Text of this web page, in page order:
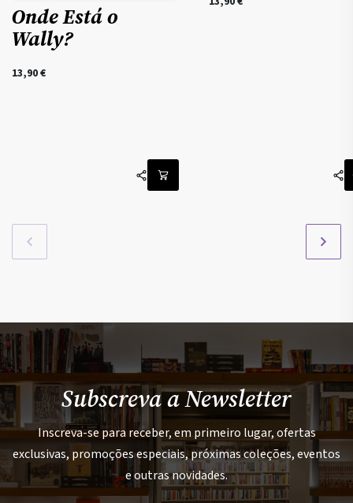
Onde Está o
Wally?
13,90€
Subscreva a Newsletter
Inscreva-se para receber, em primeiro lugar, ofertas
exclusivas, promoções especiais, próximas coleções, eventos
e outras novidades.